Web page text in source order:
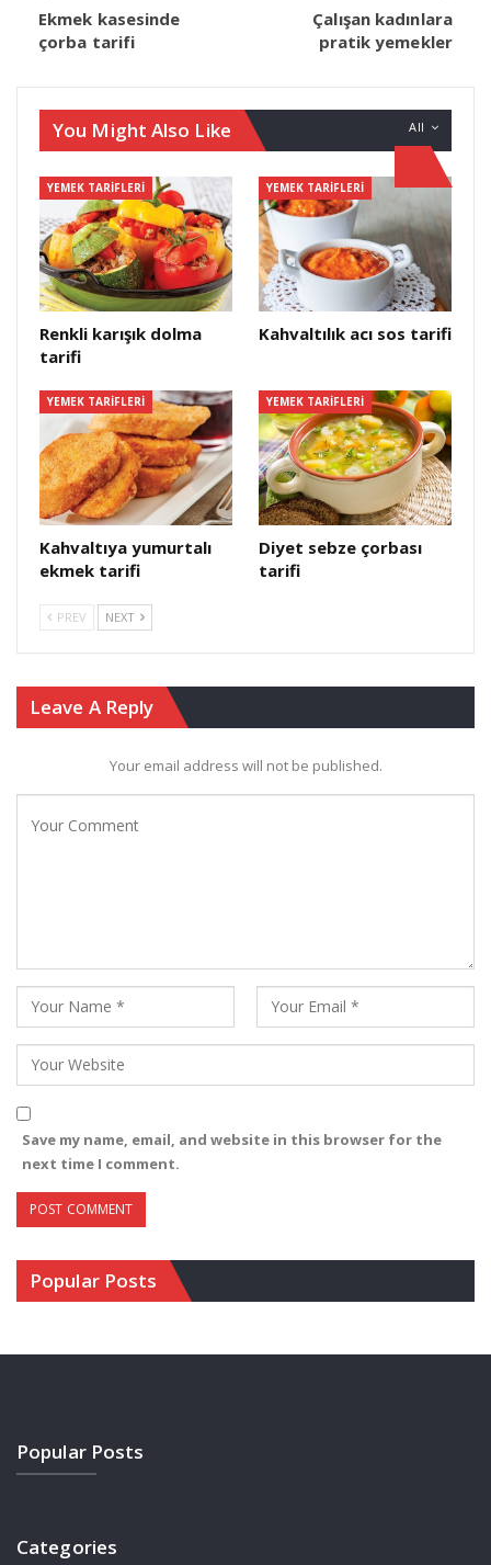
Ekmek kasesinde
çorba tarifi
Çalışan kadınlara
pratik yemekler
All
You Might Also Like
YEMEK TARIFLERI
Renkli karışık dolma
tarifi
YEMEK TARIFLERI
Kahvaltılık acı sos tarifi
YEMEK TARIFLERI
Kahvaltıya yumurtalı
ekmek tarifi
YEMEK TARIFLERI
Diyet sebze çorbası
tarifi
PREV NEXT
Leave A Reply
Your email address will not be published.
Save my name, email, and website in this browser for the
next time I comment.
Popular Posts
Popular Posts
Categories